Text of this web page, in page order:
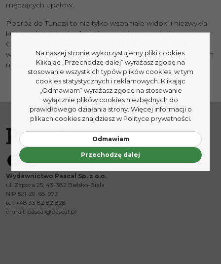
męczących upałów.
Podróż do Tunezji to nie tylko wspaniałe widoki i niezwykła
kultura, ale także chwile, które zostają w pamięci na zawsze.
Czy to spacer po wydmach, wizyta w berberyjskich domach
wykutych w skale, czy noc pod rozgwieżdżonym saharyjskim
niebem – każdy znajdzie tu coś dla siebie.
Wydawnictwo Pascal Sp. z o.o.
ul. Zapora 25, 43-382 Bielsko-Biała
NIP 521-29-68-973
tel. +48 33 82 82 828
e-mail: pascal@pascal.pl
Na naszej stronie wykorzystujemy pliki cookies.
Klikając „Przechodzę dalej” wyrażasz zgodę na
stosowanie wszystkich typów plików cookies, w tym
cookies statystycznych i reklamowych. Klikając
„Odmawiam” wyrażasz zgodę na stosowanie
wyłącznie plików cookies niezbędnych do
prawidłowego działania strony. Więcej informacji o
plikach cookies znajdziesz w Polityce prywatności.
Odmawiam
Przechodzę dalej